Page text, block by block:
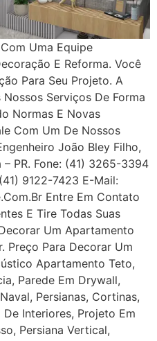
Uma Equipe
E Reforma. Você
Para Seu Projeto. A
Serviços De Forma
Normas E Novas
Com Um De Nossos
João Bley Filho,
– PR. Fone: (41) 3265-3394
9122-7423 E-Mail:
Entre Em Contato
E Tire Todas Suas
Um Apartamento
Preço Para Decorar Um
Apartamento Teto,
Parede Em Drywall,
Persianas, Cortinas,
Interiores, Projeto Em
Persiana Vertical,